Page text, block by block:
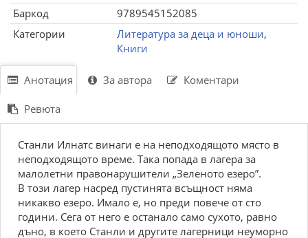
Баркод
9789545152085
Категории
Литература за деца и юноши,
Книги
Анотация За автора Коментари
Ревюта
Станли Илнатс винаги е на неподходящото място в
неподходящото време. Така попада в лагера за
малолетни правонарушители „Зеленото езеро”.
В този лагер насред пустинята всъщност няма
никакво езеро. Имало е, но преди повече от сто
години. Сега от него е останало само сухото, равно
дъно, в което Станли и другите лагерници неуморно